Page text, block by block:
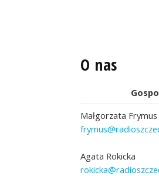
O nas
Małgorzata Frymus
Agata Rokicka